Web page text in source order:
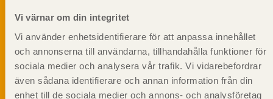
Vi värnar om din integritet
Vi använder enhetsidentifierare för att anpassa innehållet
och annonserna till användarna, tillhandahålla funktioner för
sociala medier och analysera vår trafik. Vi vidarebefordrar
även sådana identifierare och annan information från din
enhet till de sociala medier och annons- och analysföretag